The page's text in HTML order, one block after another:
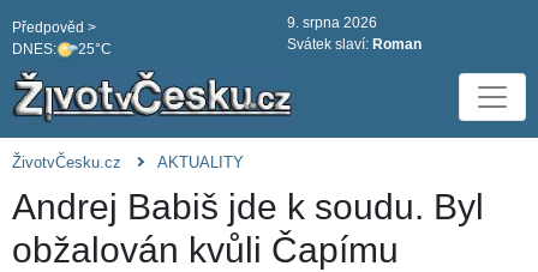
DNES: 25°C
Předpověd >
9. srpna 2026
Svátek slaví: Roman
ŽivotvČesku.cz AKTUALITY
Andrej Babiš jde k soudu. Byl
obžalován kvůli Čapímu